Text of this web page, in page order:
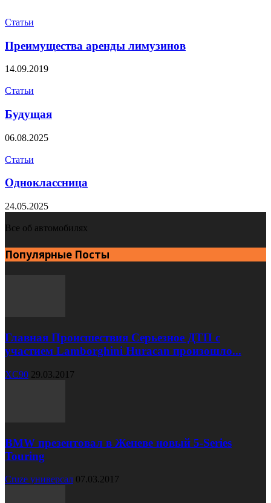
Статьи
Преимущества аренды лимузинов
14.09.2019
Статьи
Будущая
06.08.2025
Статьи
Одноклассница
24.05.2025
Все об автомобилях
Популярные Посты
Главная Происшествия Серьезное ДТП с
участием Lamborghini Huracan произошло...
XC90 29.03.2017
BMW презентовал в Женеве новый 5-Series
Touring
Cruze универсал 07.03.2017